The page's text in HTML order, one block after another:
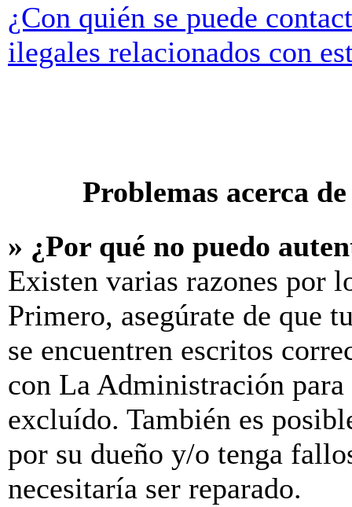
¿Con quién se puede
ilegales relacionados con
Problemas acerca
» ¿Por qué no puedo
Existen varias razones por
Primero, asegúrate de que
se encuentren escritos
con La Administración para
excluído. También es
por su dueño y/o tenga
necesitaría ser reparado.